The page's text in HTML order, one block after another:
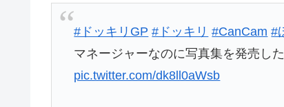
#ドッキリGP #ドッキリ #CanCam #
マネージャーなのに写真集を発売し
pic.twitter.com/dk8ll0aWsb